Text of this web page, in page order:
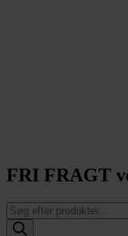
FRI FRAGT
Products
search